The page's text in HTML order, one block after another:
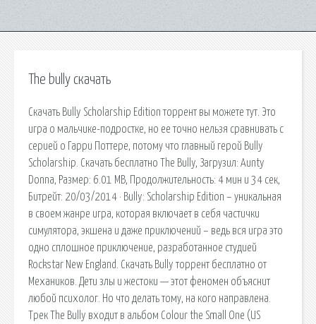
The bully скачать
Скачать Bully Scholarship Edition торрент вы можете тут. Это
игра о мальчике-подростке, но ее точно нельзя сравнивать с
серией о Гарри Поттере, потому что главный герой Bully
Scholarship. Скачать бесплатно The Bully, Загрузил: Aunty
Donna, Размер: 6.01 MB, Продолжительность: 4 мин и 34 сек,
Битрейт: 20/03/2014 · Bully: Scholarship Edition – уникальная
в своем жанре игра, которая включает в себя частички
симулятора, экшена и даже приключений – ведь вся игра это
одно сплошное приключение, разработанное студией
Rockstar New England. Скачать Bully торрент бесплатно от
Механиков. Дети злы и жестоки — этот феномен объяснит
любой психолог. Но что делать тому, на кого направлена.
Трек The Bully входит в альбом Colour the Small One (US